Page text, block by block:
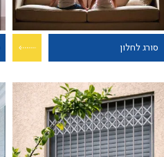
סורג לחלון